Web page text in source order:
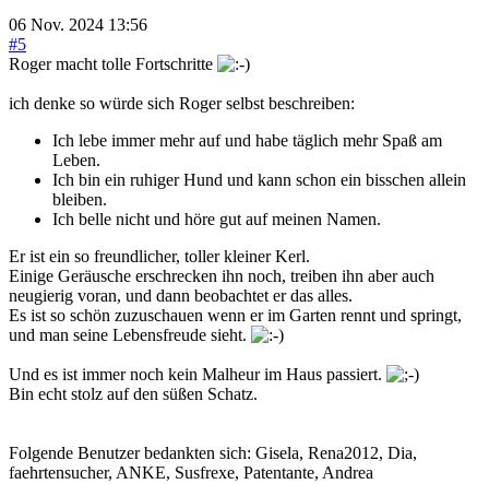
06 Nov. 2024 13:56
#5
Roger macht tolle Fortschritte
ich denke so würde sich Roger selbst beschreiben:
Ich lebe immer mehr auf und habe täglich mehr Spaß am
Leben.
Ich bin ein ruhiger Hund und kann schon ein bisschen allein
bleiben.
Ich belle nicht und höre gut auf meinen Namen.
Er ist ein so freundlicher, toller kleiner Kerl.
Einige Geräusche erschrecken ihn noch, treiben ihn aber auch
neugierig voran, und dann beobachtet er das alles.
Es ist so schön zuzuschauen wenn er im Garten rennt und springt,
und man seine Lebensfreude sieht.
Und es ist immer noch kein Malheur im Haus passiert.
Bin echt stolz auf den süßen Schatz.
Folgende Benutzer bedankten sich: Gisela, Rena2012, Dia,
faehrtensucher, ANKE, Susfrexe, Patentante, Andrea